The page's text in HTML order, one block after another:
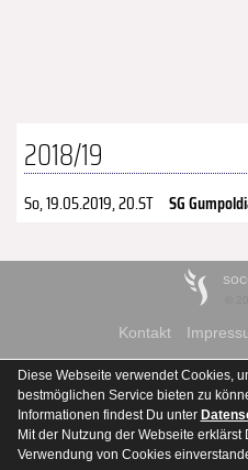
2018/19
So, 19.05.2019, 20.ST SG
Kontakt
Diese Webseite verwendet Cookies,
bestmöglichen Service bieten zu
Informationen findest Du unter
Mit der Nutzung der Webseite erklärst
Verwendung von Cookies